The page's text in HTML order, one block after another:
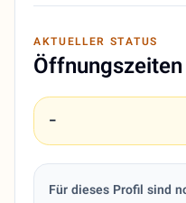
AKTUELLER STATUS
Öffnungszeiten
-
Für dieses Profil sind